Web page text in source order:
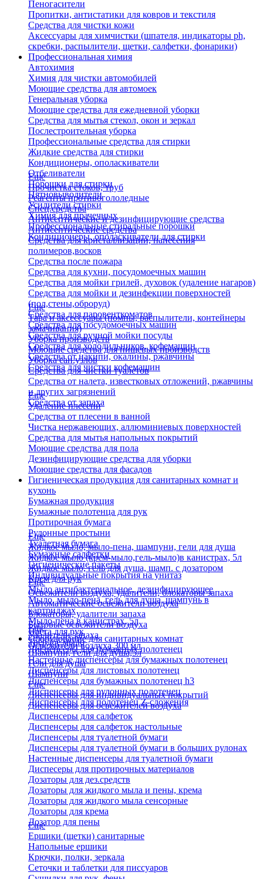
Пеногасители
Пропитки, антистатики для ковров и текстиля
Средства для чистки кожи
Аксессуары для химчистки (шпателя, индикаторы ph,
скребки, распылители, щетки, салфетки, фонарики)
Профессиональная химия
Автохимия
Химия для чистки автомобилей
Моющие средства для автомоек
Генеральная уборка
Моющие средства для ежедневной уборки
Средства для мытья стекол, окон и зеркал
Послестроительная уборка
Профессиональные средства для стирки
Жидкие средства для стирки
Кондиционеры, ополаскиватели
Отбеливатели
Порошки для стирки
Пятновыводители
Усилители стирки
Химия для прачечных
Профессиональные стиральные порошки
Кондиционеры, ополаскиватели для стирки
Еще
Прочистка стоков, труб
Реагенты противогололедные
Спец.средства
Антисептические и дезинфицирующие средства
Антисептические средства
Средства для кристаллизации, нанесения
полимеров,восков
Средства после пожара
Средства для кухни, посудомоечных машин
Средства для мойки грилей, духовок (удаление нагаров)
Средства для мойки и дезинфекции поверхностей
(пол,стены,оброруд)
Средства для паровенткоматов
Средства для посудомоечных машин
Средства для ручной мойки посуды
Средства для холодильников, кофемашин
Средства от накипи, окалины, ржавчины
Средства для чистки кофемашин
Еще
Тара и аксессуары (помпы, распылители, контейнеры
замачивания)
Уборка производств
Моющие средства для пищевых производств
Уборка сан.узлов
Средства для чистки туалетов
Средства от налета, известковых отложений, ржавчины
и других загрязнений
Средства от запаха
Еще
Удаление плесени
Средства от плесени в ванной
Чистка нержавеющих, аллюминиевых поверхностей
Средства для мытья напольных покрытий
Моющие средства для пола
Дезинфицирующие средства для уборки
Моющие средства для фасадов
Гигиеническая продукция для санитарных комнат и
кухонь
Бумажная продукция
Бумажные полотенца для рук
Протирочная бумага
Рулонные простыни
Туалетная бумага
Бумажные салфетки
Гигиенические пакеты
Индивидуальные покрытия на унитаз
Еще
Жидкое мыло, мыло-пена, шампуни, гели для душа
Жидкое мыло (крем-мыло,гель-мыло)в канистрах, 5л
Жидкое мыло, гель для душа, шамп. с дозатором
Крем для рук
Мыло антибактериальное, дезинфицирующее
Мыло, мыло-пена, гель для душа, шампунь в
картриджах
Мыло-пена в канистрах, 5л
Паста для рук
Твердое мыло
Шампуни, гели для душа,5л
Гели для душа
Шампуни
Еще
Освежители воздуха, удалители, блокаторы запаха
Автоматические освежители воздуха
Блокаторы, удалители запаха
Бытовые освежители воздуха
Удалители запаха
Освежители воздуха 300 мл
Еще
Оборудование для санитарных комнат
Диспенсеры для бумажных полотенец
Настенные диспенсеры для бумажных полотенец
Диспенсеры для листовых полотенец
Диспенсеры для бумажных полотенец h3
Диспенсеры для рулонных полотенец
Диспенсеры для полотенец Z-сложения
Еще
Диспенсеры для индивидуальных покрытий
Диспенсеры для освежителей воздуха
Диспенсеры для салфеток
Диспенсеры для салфеток настольные
Диспенсеры для туалетной бумаги
Диспенсеры для туалетной бумаги в больших рулонах
Настенные диспенсеры для туалетной бумаги
Диспесеры для протирочных материалов
Дозаторы для дез.средств
Дозаторы для жидкого мыла и пены, крема
Дозаторы для жидкого мыла сенсорные
Дозаторы для крема
Дозатор для пены
Еще
Ершики (щетки) санитарные
Напольные ершики
Крючки, полки, зеркала
Сеточки и таблетки для писсуаров